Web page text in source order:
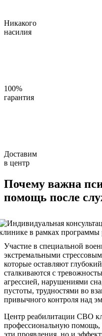
Никакого
насилия
100%
гарантия
Доставим
в центр
Почему важна
помощь после
Участие в специальной
экстремальными
которые оставляют
сталкиваются с
агрессией, нарушениями
пустоты, трудностями во
привычного контроля над
Центр реабилитации СВО
профессиональную
эти проявления, но и